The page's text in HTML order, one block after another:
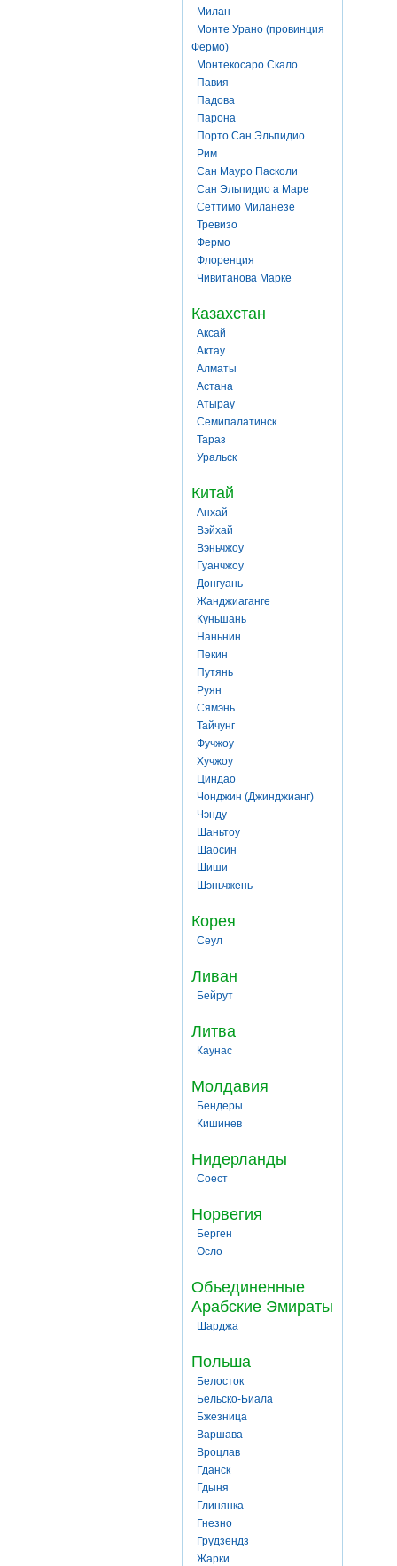
Милан
Монте Урано (провинция
Фермо)
Монтекосаро Скало
Павия
Падова
Парона
Порто Сан Эльпидио
Рим
Сан Мауро Пасколи
Сан Эльпидио а Маре
Сеттимо Миланезе
Тревизо
Фермо
Флоренция
Чивитанова Марке
Казахстан
Аксай
Актау
Алматы
Астана
Атырау
Семипалатинск
Тараз
Уральск
Китай
Анхай
Вэйхай
Вэньчжоу
Гуанчжоу
Донгуань
Жанджиаганге
Куньшань
Наньнин
Пекин
Путянь
Руян
Сямэнь
Тайчунг
Фучжоу
Хучжоу
Циндао
Чонджин (Джинджианг)
Чэнду
Шаньтоу
Шаосин
Шиши
Шэньчжень
Корея
Сеул
Ливан
Бейрут
Литва
Каунас
Молдавия
Бендеры
Кишинев
Нидерланды
Соест
Норвегия
Берген
Осло
Объединенные
Арабские Эмираты
Шарджа
Польша
Белосток
Бельско-Биала
Бжезница
Варшава
Вроцлав
Гданск
Гдыня
Глинянка
Гнезно
Грудзендз
Жарки